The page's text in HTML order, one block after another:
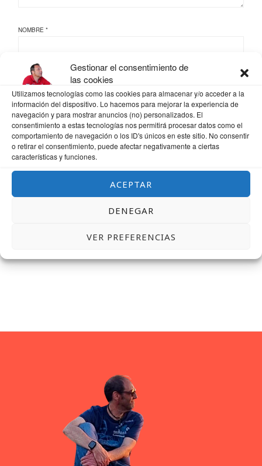
Gestionar el consentimiento de
las cookies
Utilizamos tecnologías como las cookies para almacenar y/o acceder a la
información del dispositivo. Lo hacemos para mejorar la experiencia de
navegación y para mostrar anuncios (no) personalizados. El
consentimiento a estas tecnologías nos permitirá procesar datos como el
comportamiento de navegación o los ID's únicos en este sitio. No consentir
o retirar el consentimiento, puede afectar negativamente a ciertas
características y funciones.
ACEPTAR
DENEGAR
VER PREFERENCIAS
NOMBRE*
CORREO ELECTRÓNICO*
WEB